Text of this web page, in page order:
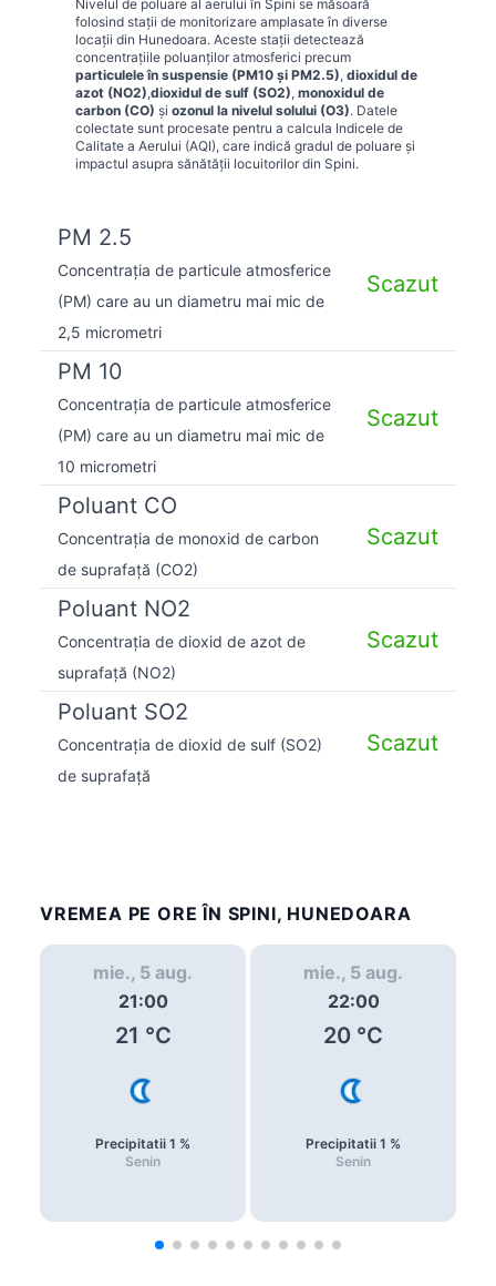
Nivelul de poluare al aerului în Spini se măsoară
folosind stații de monitorizare amplasate în diverse
locații din Hunedoara. Aceste stații detectează
concentrațiile poluanților atmosferici precum
particulele în suspensie (PM10 și PM2.5), dioxidul de
azot (NO2),dioxidul de sulf (SO2), monoxidul de
carbon (CO) și ozonul la nivelul solului (O3). Datele
colectate sunt procesate pentru a calcula Indicele de
Calitate a Aerului (AQI), care indică gradul de poluare și
impactul asupra sănătății locuitorilor din Spini.
PM 2.5
Concentrația de particule atmosferice
(PM) care au un diametru mai mic de
2,5 micrometri
Scazut
PM 10
Concentrația de particule atmosferice
(PM) care au un diametru mai mic de
10 micrometri
Scazut
Poluant CO
Concentrația de monoxid de carbon
de suprafață (CO2)
Scazut
Poluant NO2
Concentrația de dioxid de azot de
suprafață (NO2)
Scazut
Poluant SO2
Concentrația de dioxid de sulf (SO2)
de suprafață
Scazut
VREMEA PE ORE ÎN SPINI, HUNEDOARA
mie., 5 aug.
21:00
21 °C
Precipitatii 1 %
Senin
mie., 5 aug.
22:00
20 °C
Precipitatii 1 %
Senin